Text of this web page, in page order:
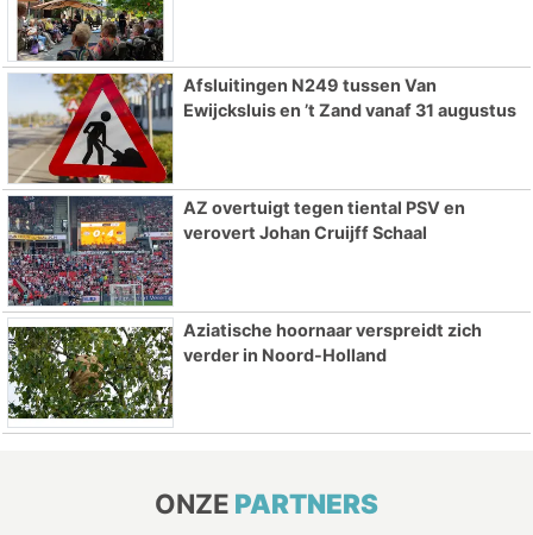
Afsluitingen N249 tussen Van
Ewijcksluis en ’t Zand vanaf 31 augustus
AZ overtuigt tegen tiental PSV en
verovert Johan Cruijff Schaal
Aziatische hoornaar verspreidt zich
verder in Noord-Holland
ONZE PARTNERS